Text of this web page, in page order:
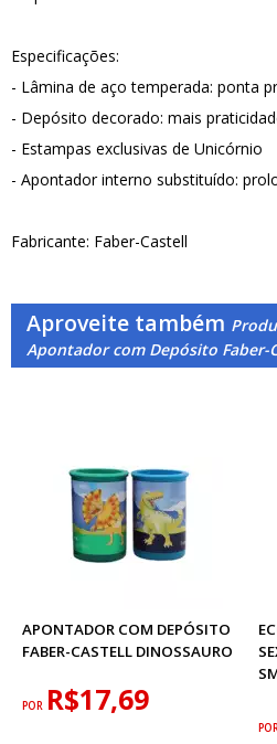
Especificações:
- Lâmina de aço temperada: ponta
- Depósito decorado: mais
- Estampas exclusivas de Unicórnio
- Apontador interno substituído:
Fabricante: Faber-Castell
Aproveite também
Apontador com Depósito Faber-
APONTADOR COM DEPÓSITO
FABER-CASTELL DINOSSAURO
POR R$17,69